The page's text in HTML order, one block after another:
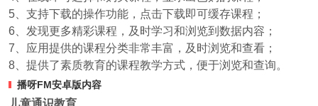
5、支持下载的操作功能，点击下载即可缓存课程；
6、发现更多精彩课程，及时学习和浏览到数据内容；
7、应用提供的课程分类非常丰富，及时浏览和查看；
8、提供了素质教育的课程教学方式，便于浏览和查询。
播呀FM安卓版内容
儿童通识教育